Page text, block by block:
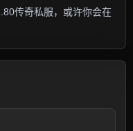
传奇私服，或许你会在